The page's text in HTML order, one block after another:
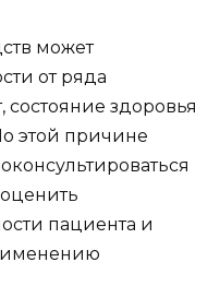
может
от ряда
состояние здоровья
этой причине
пациента и